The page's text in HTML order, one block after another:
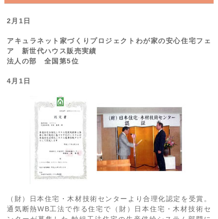
2月1日
アキュラネット家づくりプロジェクトわが家の安心住宅フェ
ア 新世代ハウス販売実績
法人の部 全国第5位
4月1日
（財）日本住宅・木材技術センターより合理化認定を受賞。
通気断熱WB工法で作る住宅で（財）日本住宅・木材技術セ